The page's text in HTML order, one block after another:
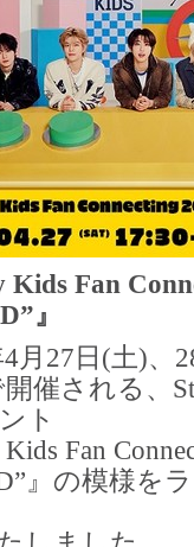
Kids Fan
』
4月27日(土)、
開催される、
ト
Kids Fan
』の模様を